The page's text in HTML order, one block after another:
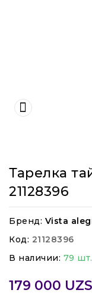
Тарелка
21128396
Бренд: Vista
Код: 21128396
В наличии: 79 шт.
179 000 UZS